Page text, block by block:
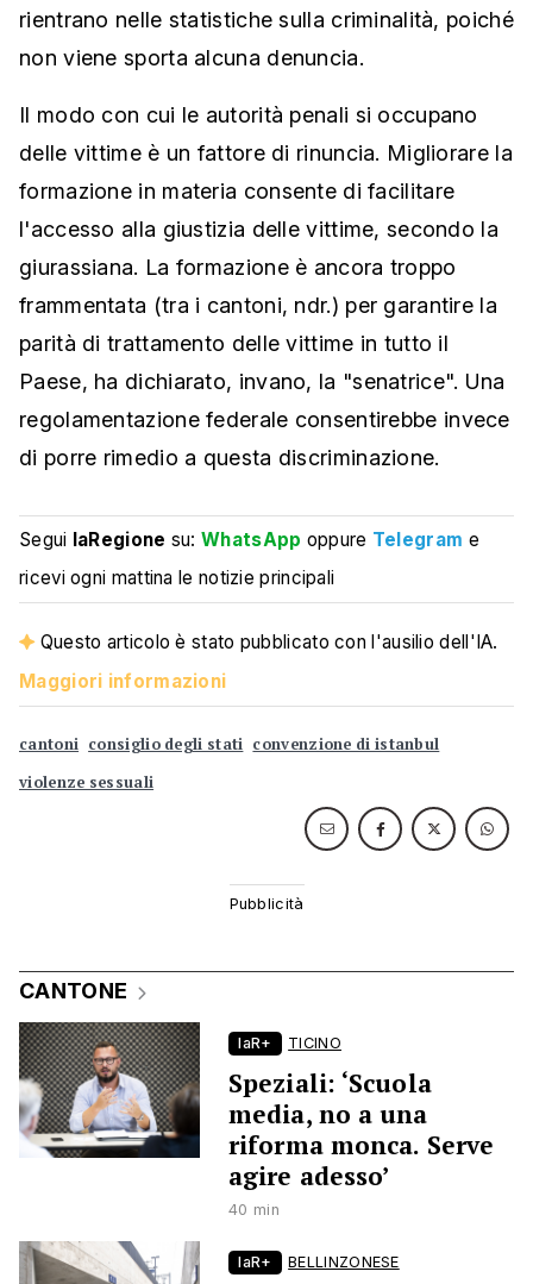
rientrano nelle statistiche sulla criminalità, poiché
non viene sporta alcuna denuncia.
Il modo con cui le autorità penali si occupano
delle vittime è un fattore di rinuncia. Migliorare la
formazione in materia consente di facilitare
l'accesso alla giustizia delle vittime, secondo la
giurassiana. La formazione è ancora troppo
frammentata (tra i cantoni, ndr.) per garantire la
parità di trattamento delle vittime in tutto il
Paese, ha dichiarato, invano, la "senatrice". Una
regolamentazione federale consentirebbe invece
di porre rimedio a questa discriminazione.
Segui laRegione su:WhatsApp oppure Telegram e
ricevi ogni mattina le notizie principali
Questo articolo è stato pubblicato con l'ausilio dell'IA.
Maggiori informazioni
cantoni consiglio degli stati convenzione di istanbul
violenze sessuali
CANTONE
laR+ TICINO
Speziali: ‘Scuola
media, no a una
riforma monca. Serve
agire adesso’
40 min
laR+ BELLINZONESE